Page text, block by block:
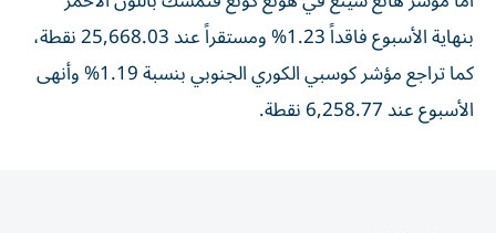
بنهاية الأسبوع فاقداً 1.23% ومستقراً عند 25,668.03 نقطة،
كما تراجع مؤشر كوسبي الكوري الجنوبي بنسبة 1.19% وأنهى
الأسبوع عند 6,258.77 نقطة.